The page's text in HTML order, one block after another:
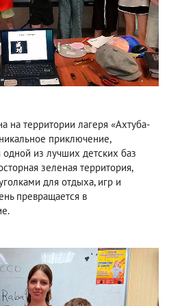
на территории лагеря «Ахтуба-
приключение,
из лучших детских баз
зеленая территория,
для отдыха, игр и
превращается в